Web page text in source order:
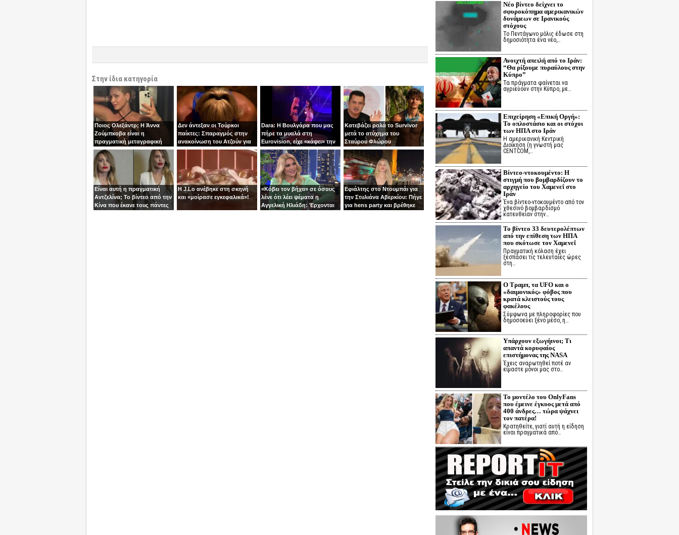
Στην ίδια κατηγορία
Ποιος Ολεξάντρ; Η Άννα
Ζούμπκοβα είναι η
πραγματική μεταγραφική
“βόμβα” της ΑΕΚ!
Δεν άντεξαν οι Τούρκοι
παίκτες: Σπαραγμός στην
ανακοίνωση του Ατζούν για
τoν Σταύρο
Dara: Η Βουλγάρα που μας
πήρε τα μυαλά στη
Eurovision, είχε «κάψει» την
πίστα με τη Φουρέιρα!
Κατεβάζει ρολά το Survivor
μετά το ατύχημα του
Σταύρου Φλώρου
Είναι αυτή η πραγματική
Αντζελίνα; Το βίντεο από την
Κίνα που έκανε τους πάντες
Η J.Lo ανέβηκε στη σκηνή
και «μοίρασε εγκεφαλικά»!
«Κόβει τον βήχα» σε όσους
λένε ότι λέει ψέματα η
Αγγελική Ηλιάδη: Έρχονται
Εφιάλτης στο Ντουμπάι για
την Στυλιάνα Αβερκίου: Πήγε
για hens party και βρέθηκε
Νέο βίντεο δείχνει το
σφυροκόπημα αμερικανικών
δυνάμεων σε Ιρανικούς
στόχους
Το Πεντάγωνο μόλις έδωσε στη
δημοσιότητα ένα νέο,…
Ανοιχτή απειλή από το Ιράν:
“Θα ρίξουμε πυραύλους στην
Κύπρο”
Τα πράγματα φαίνεται να
αγριεύουν στην Κύπρο, με…
Επιχείρηση «Επική Οργή»:
Το οπλοστάσιο και οι στόχοι
των ΗΠΑ στο Ιράν
Η αμερικανική Κεντρική
Διοίκηση (η γνωστή μας
CENTCOM,…
Βίντεο-ντοκουμέντο: Η
στιγμή που βομβαρδίζουν το
αρχηγείο του Χαμενεΐ στο
Ιράν
Ένα βίντεο-ντοκουμέντο από τον
χθεσινό βομβαρδισμό
κατευθείαν στην…
Το βίντεο 33 δευτερολέπτων
από την επίθεση των ΗΠΑ
που σκότωσε τον Χαμενεΐ
Πραγματική κόλαση έχει
ξεσπάσει τις τελευταίες ώρες
στη…
Ο Τραμπ, τα UFO και ο
«δαιμονικός» φόβος που
κρατά κλειστούς τους
φακέλους
Σύμφωνα με πληροφορίες που
δημοσοεύει ξένο μέσο, η…
Υπάρχουν εξωγήινοι; Τι
απαντά κορυφαίος
επιστήμονας της NASA
Έχεις αναρωτηθεί ποτέ αν
είμαστε μόνοι μας στο…
Το μοντέλο του OnlyFans
που έμεινε έγκυος μετά από
400 άνδρες… τώρα ψάχνει
τον πατέρα!
Κρατηθείτε, γιατί αυτή η είδηση
είναι πραγματικά από…